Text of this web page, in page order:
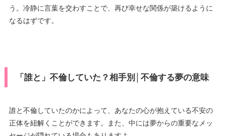
う。冷静に言葉を交わすことで、再び幸せな関係が築けるように
なるはずです。
「誰と」不倫していた？相手別│不倫する夢の意味
誰と不倫していたのかによって、あなたの心が抱えている不安の
正体を紐解くことができます。また、中には夢からの重要なメッ